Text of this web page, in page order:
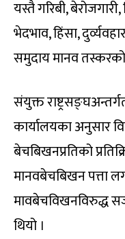
यस्तै गरिबी,
भेदभाव, हिंसा,
समुदाय मानव
संयुक्त
कार्यालयका अनुसार
बेचबिखनप्रतिको
मानवबेचबिखन पत्ता
मावबेचविखनविरुद्ध
थियो ।